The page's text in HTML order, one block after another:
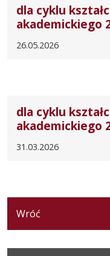
dla cyklu
akademickiego
26.05.2026
dla cyklu
akademickiego
31.03.2026
Wróć